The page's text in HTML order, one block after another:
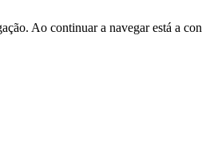
Ao continuar a navegar está a